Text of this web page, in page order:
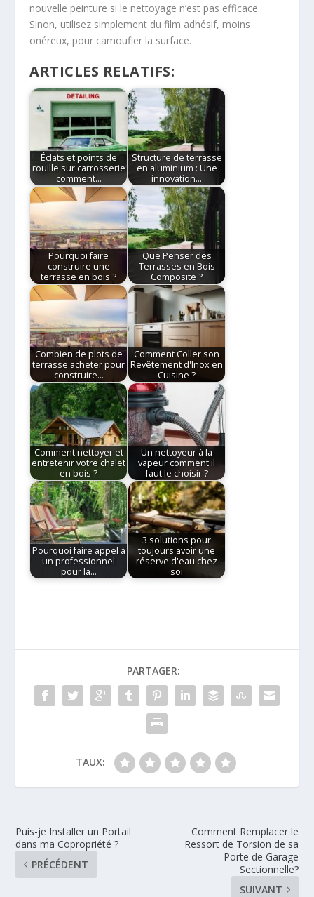
nouvelle peinture si le nettoyage n’est pas efficace.
Sinon, utilisez simplement du film adhésif, moins
onéreux, pour camoufler la surface.
ARTICLES RELATIFS:
Éclats et points de
rouille sur carrosserie
comment…
Structure de terrasse
en aluminium : Une
innovation…
Pourquoi faire
construire une
terrasse en bois ?
Que Penser des
Terrasses en Bois
Composite ?
Combien de plots de
terrasse acheter pour
construire…
Comment Coller son
Revêtement d'Inox en
Cuisine ?
Comment nettoyer et
entretenir votre chalet
en bois ?
Un nettoyeur à la
vapeur comment il
faut le choisir ?
Pourquoi faire appel à
un professionnel
pour la…
3 solutions pour
toujours avoir une
réserve d'eau chez
soi
PARTAGER:
TAUX:
Puis-je Installer un Portail
dans ma Copropriété ?
PRÉCÉDENT
Comment Remplacer le
Ressort de Torsion de sa
Porte de Garage
Sectionnelle?
SUIVANT